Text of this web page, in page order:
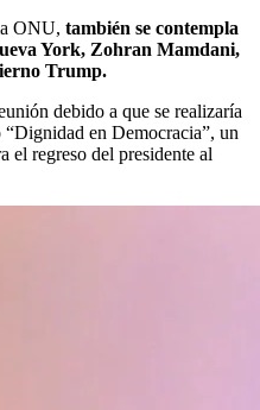
ONU, también se contempla
York, Zohran Mamdani,
Trump.
debido a que se realizaría
en Democracia”, un
el regreso del presidente al